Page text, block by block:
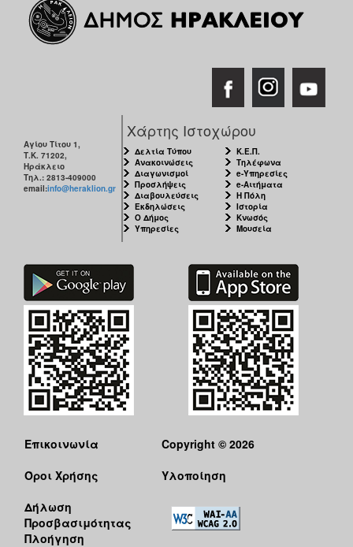
Αγίου Τίτου 1,
Τ.Κ. 71202,
Ηράκλειο
Τηλ.: 2813-409000
email:info@heraklion.gr
Χάρτης Ιστοχώρου
Δελτία Τύπου
Ανακοινώσεις
Διαγωνισμοί
Προσλήψεις
Διαβουλεύσεις
Εκδηλώσεις
Ο Δήμος
Υπηρεσίες
Κ.Ε.Π.
Τηλέφωνα
e-Υπηρεσίες
e-Αιτήματα
Η Πόλη
Ιστορία
Κνωσός
Μουσεία
Επικοινωνία
Όροι Χρήσης
Δήλωση
Προσβασιμότητας
Πλοήγηση
Copyright © 2026
Υλοποίηση